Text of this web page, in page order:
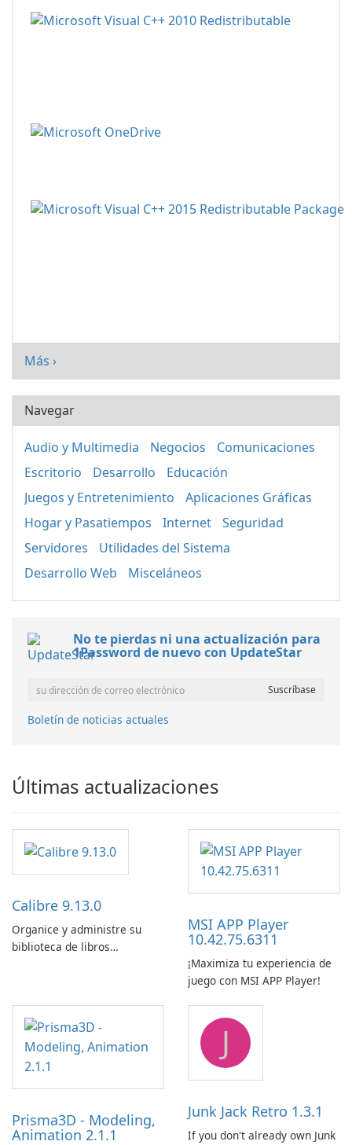
Más ›
Navegar
Audio y Multimedia Negocios
Comunicaciones
Escritorio
Desarrollo
Educación
Juegos y Entretenimiento
Aplicaciones Gráficas
Hogar y Pasatiempos
Internet
Seguridad
Servidores
Utilidades del Sistema
Desarrollo Web
Misceláneos
No te pierdas ni una actualización para
1Password de nuevo con UpdateStar
Boletín de noticias actuales
Últimas actualizaciones
Calibre 9.13.0
Organice y administre su
biblioteca de libros
MSI APP Player
10.42.75.6311
¡Maximiza tu experiencia de
juego con MSI APP Player!
Prisma3D - Modeling,
Animation 2.1.1
J
Junk Jack Retro 1.3.1
If you don't already own Junk